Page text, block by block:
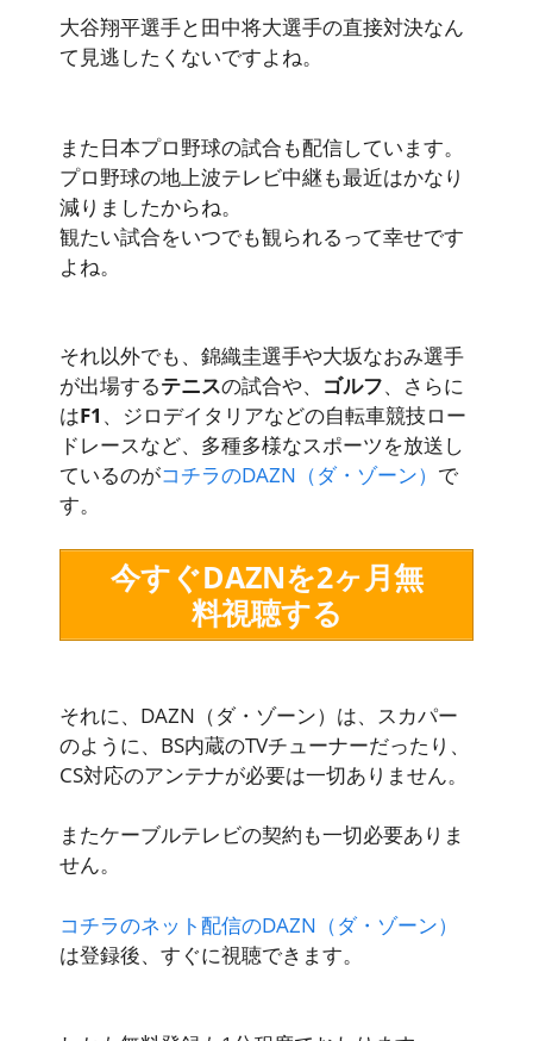
大谷翔平選手と田中将大選手の直接対決なん
て見逃したくないですよね。
また日本プロ野球の試合も配信しています。
プロ野球の地上波テレビ中継も最近はかなり
減りましたからね。
観たい試合をいつでも観られるって幸せです
よね。
それ以外でも、錦織圭選手や大坂なおみ選手
が出場するテニスの試合や、 ゴルフ、さらに
はF1 、ジロデイタリアなどの自転車競技ロー
ドレースなど、多種多様なスポーツを放送し
ているのがコチラのDAZN（ダ・ゾーン） で
す。
今すぐDAZNを2ヶ月無
料視聴する
それに、DAZN（ダ・ゾーン）は、スカパー
のように、BS内蔵のTVチューナーだったり、
CS対応のアンテナが必要は一切ありません。
またケーブルテレビの契約も一切必要ありま
せん。
コチラのネット配信のDAZN（ダ・ゾーン）
は登録後、すぐに視聴できます。